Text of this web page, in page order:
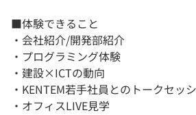
■体験できること
・会社紹介/開発部紹介
・プログラミング体験
・建設×ICTの動向
・KENTEM若手社員とのトークセッ
・オフィスLIVE見学